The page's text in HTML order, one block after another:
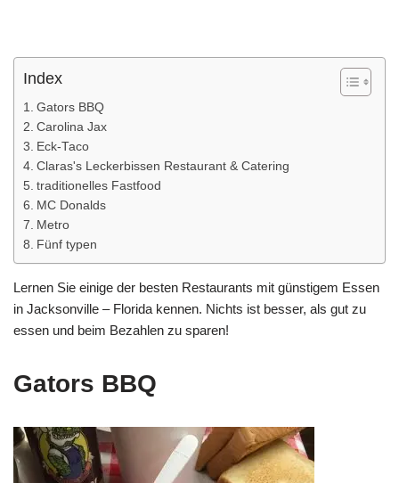
Index
Gators BBQ
Carolina Jax
Eck-Taco
Claras's Leckerbissen Restaurant & Catering
traditionelles Fastfood
MC Donalds
Metro
Fünf typen
Lernen Sie einige der besten Restaurants mit günstigem Essen
in Jacksonville – Florida kennen. Nichts ist besser, als gut zu
essen und beim Bezahlen zu sparen!
Gators BBQ